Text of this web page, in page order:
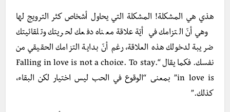
هذي هي المشكلة! المشكلة التي يحاول أشخاص كثر الترويج لها
وهي أنّ التزامك في أيّة علاقة معناه دفعك لحريتك وتلقائيتك
ضريبة لدخولك هذه العلاقة، رغم أنّ بداية التزامك الحقيقي من
نفسك. فكما يقال “.Falling in love is not a choice. To stay
in love is” بمعنى “الوقوع في الحب ليس اختيار لكن البقاء،
كذلك.”